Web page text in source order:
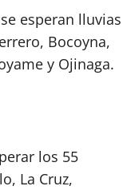
esperan lluvias
Bocoyna,
y Ojinaga.
los 55
La Cruz,